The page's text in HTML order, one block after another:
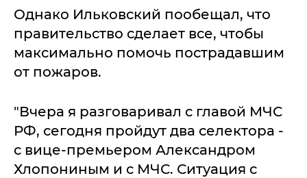
Однако Ильковский пообещал, что
правительство сделает все, чтобы
максимально помочь пострадавшим
от пожаров.
"Вчера я разговаривал с главой МЧС
РФ, сегодня пройдут два селектора -
с вице-премьером Александром
Хлопониным и с МЧС. Ситуация с